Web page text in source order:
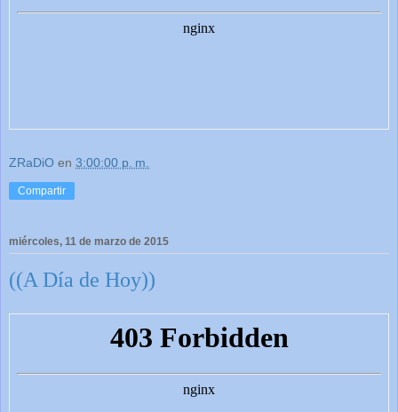
ZRaDiO en 3:00:00 p. m.
Compartir
miércoles, 11 de marzo de 2015
((A Día de Hoy))